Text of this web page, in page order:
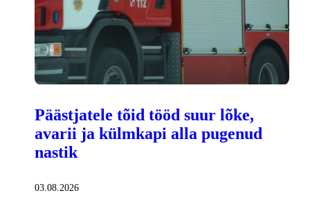
Päästjatele tõid tööd suur lõke,
avarii ja külmkapi alla pugenud
nastik
03.08.2026